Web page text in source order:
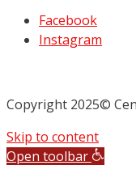
Facebook
Instagram
Copyright 2025©
Skip to content
Open toolbar